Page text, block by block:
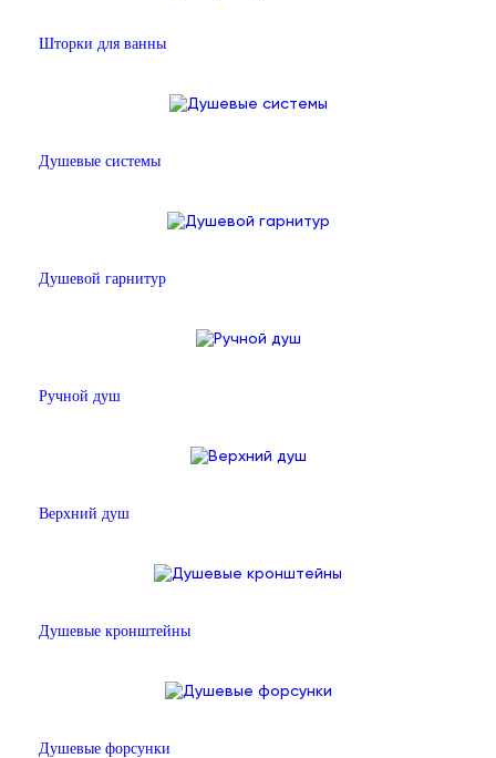
Шторки для ванны
Душевые системы
Душевой гарнитур
Ручной душ
Верхний душ
Душевые кронштейны
Душевые форсунки